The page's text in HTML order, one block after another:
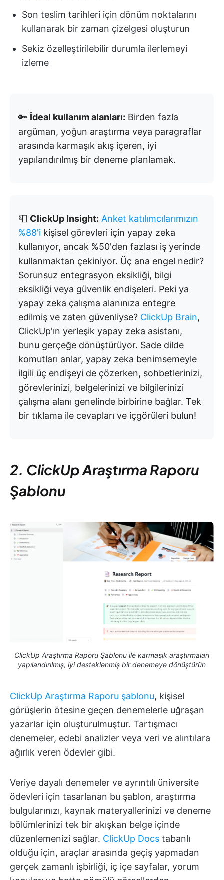
Son teslim tarihleri için dönüm noktalarını
kullanarak bir zaman çizelgesi oluşturun
Sekiz özelleştirilebilir durumla ilerlemeyi
izleme
🔑 İdeal kullanım alanları: Birden fazla
argüman, yoğun araştırma veya paragraflar
arasında karmaşık akış içeren, iyi
yapılandırılmış bir deneme planlamak.
📮 ClickUp Insight: Anket katılımcılarımızın
%88'i kişisel görevleri için yapay zeka
kullanıyor, ancak %50'den fazlası iş yerinde
kullanmaktan çekiniyor. Üç ana engel nedir?
Sorunsuz entegrasyon eksikliği, bilgi
eksikliği veya güvenlik endişeleri. Peki ya
yapay zeka çalışma alanınıza entegre
edilmiş ve zaten güvenliyse? ClickUp Brain,
ClickUp'ın yerleşik yapay zeka asistanı,
bunu gerçeğe dönüştürüyor. Sade dilde
komutları anlar, yapay zeka benimsemeyle
ilgili üç endişeyi de çözerken, sohbetlerinizi,
görevlerinizi, belgelerinizi ve bilgilerinizi
çalışma alanı genelinde birbirine bağlar. Tek
bir tıklama ile cevapları ve içgörüleri bulun!
2. ClickUp Araştırma Raporu
Şablonu
ClickUp Araştırma Raporu Şablonu ile karmaşık araştırmaları
yapılandırılmış, iyi desteklenmiş bir denemeye dönüştürün
ClickUp Araştırma Raporu şablonu, kişisel
görüşlerin ötesine geçen denemelerle uğraşan
yazarlar için oluşturulmuştur. Tartışmacı
denemeler, edebi analizler veya veri ve alıntılara
ağırlık veren ödevler gibi.
Veriye dayalı denemeler ve ayrıntılı üniversite
ödevleri için tasarlanan bu şablon, araştırma
bulgularınızı, kaynak materyallerinizi ve deneme
bölümlerinizi tek bir akışkan belge içinde
düzenlemenizi sağlar. ClickUp Docs tabanlı
olduğu için, araçlar arasında geçiş yapmadan
gerçek zamanlı işbirliği, iç içe sayfalar, yorum